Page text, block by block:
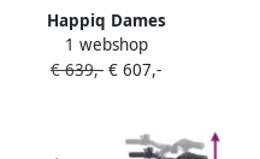
Happiq Dames
mountainbike – Voor
recreatief gebruik MTB-
voorvorkvering dubbele
1 webshop
€ 639,- € 607,-